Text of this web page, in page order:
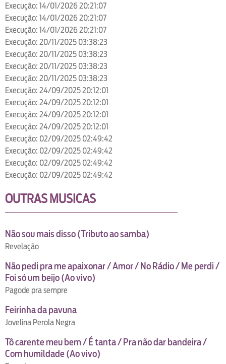
Execução: 14/01/2026 20:21:07
Execução: 14/01/2026 20:21:07
Execução: 14/01/2026 20:21:07
Execução: 20/11/2025 03:38:23
Execução: 20/11/2025 03:38:23
Execução: 20/11/2025 03:38:23
Execução: 20/11/2025 03:38:23
Execução: 24/09/2025 20:12:01
Execução: 24/09/2025 20:12:01
Execução: 24/09/2025 20:12:01
Execução: 24/09/2025 20:12:01
Execução: 02/09/2025 02:49:42
Execução: 02/09/2025 02:49:42
Execução: 02/09/2025 02:49:42
Execução: 02/09/2025 02:49:42
OUTRAS MUSICAS
Não sou mais disso (Tributo ao samba)
Revelação
Não pedi pra me apaixonar / Amor / No Rádio / Me perdi /
Foi só um beijo (Ao vivo)
Pagode pra sempre
Feirinha da pavuna
Jovelina Perola Negra
Tô carente meu bem / É tanta / Pra não dar bandeira /
Com humildade (Ao vivo)